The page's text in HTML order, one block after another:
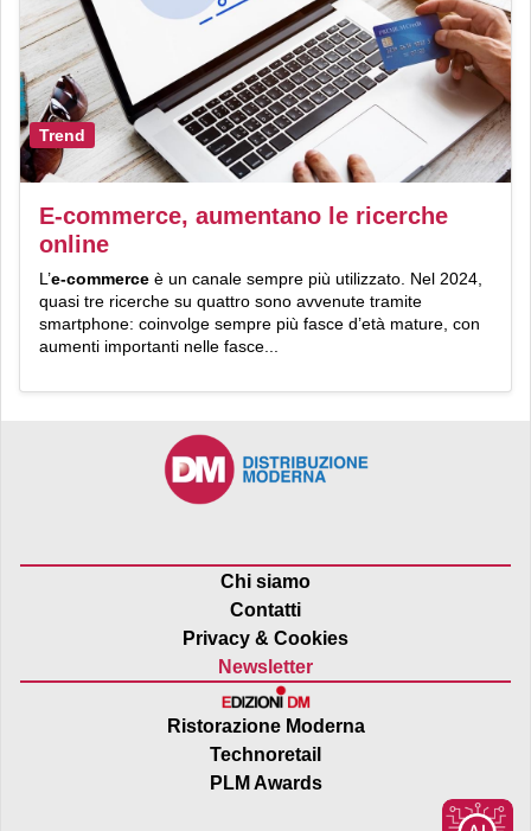
Trend
E-commerce, aumentano le ricerche
online
L’e-commerce è un canale sempre più utilizzato. Nel 2024,
quasi tre ricerche su quattro sono avvenute tramite
smartphone: coinvolge sempre più fasce d’età mature, con
aumenti importanti nelle fasce...
Chi siamo
Contatti
Privacy & Cookies
Newsletter
Ristorazione Moderna
Technoretail
PLM Awards